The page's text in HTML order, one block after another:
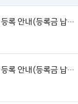
록 안내(등록금 납
록 안내(등록금 납